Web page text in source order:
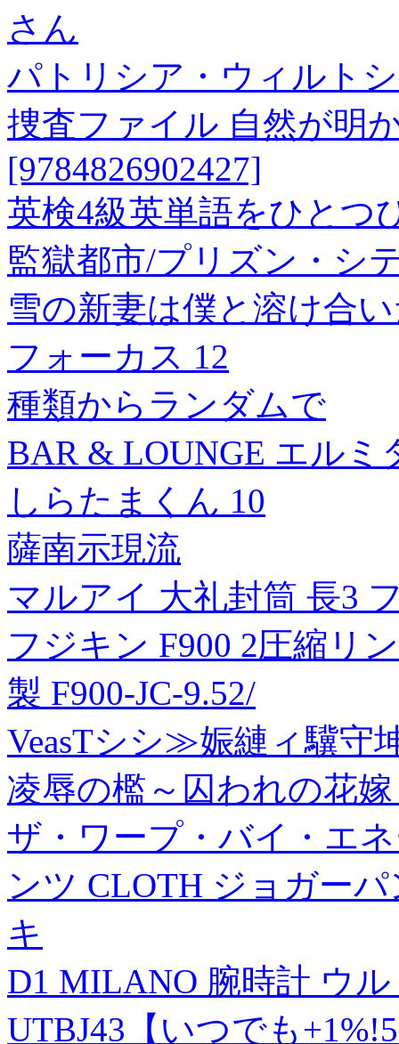
さん
パトリシア・ウィルト
捜査ファイル 自然が明
[9784826902427]
英検4級英単語をひとつ
監獄都市/プリズン・シ
雪の新妻は僕と溶け合
フォーカス 12
種類からランダムで
BAR & LOUNGE エルミ
しらたまくん 10
薩南示現流
マルアイ 大礼封筒 長3
フジキン F900 2圧縮リ
製 F900-JC-9.52/
VeasTシシ≫娠縺ィ驥守
凌辱の檻～囚われの花
ザ・ワープ・バイ・エ
ンツ CLOTH ジョガー
キ
D1 MILANO 腕時計 ウ
UTBJ43【いつでも